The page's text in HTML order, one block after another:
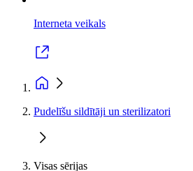
Interneta veikals
Pudelīšu sildītāji un sterilizatori
Visas sērijas